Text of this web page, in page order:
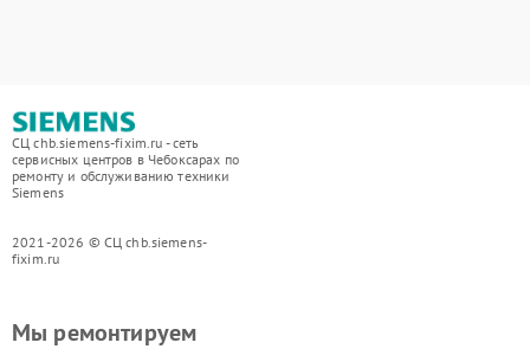
СЦ chb.siemens-fixim.ru - сеть
сервисных центров в Чебоксарах по
ремонту и обслуживанию техники
Siemens
2021-2026 © СЦ chb.siemens-
fixim.ru
Мы ремонтируем